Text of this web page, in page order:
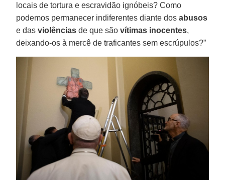
locais de tortura e escravidão ignóbeis? Como
podemos permanecer indiferentes diante dosabusos
e dasviolências de que sãovítimas inocentes,
deixando-os à mercê de traficantes sem escrúpulos?”